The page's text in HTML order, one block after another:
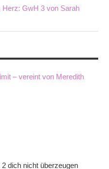
GwH 3 von Sarah
– vereint von Meredith
dich nicht überzeugen